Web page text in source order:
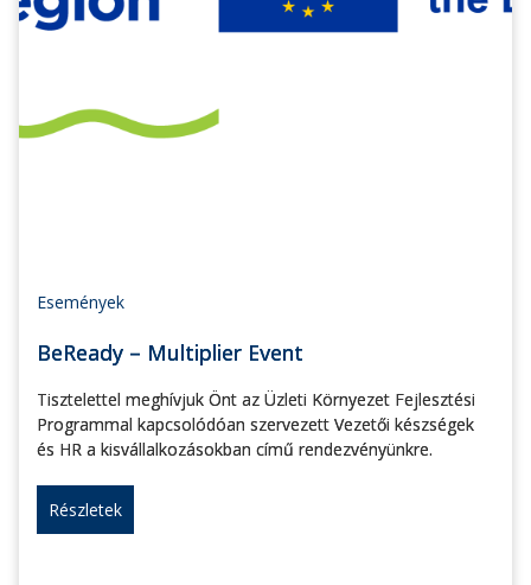
Események
BeReady – Multiplier Event
Tisztelettel meghívjuk Önt az Üzleti Környezet Fejlesztési
Programmal kapcsolódóan szervezett Vezetői készségek
és HR a kisvállalkozásokban című rendezvényünkre.
Részletek